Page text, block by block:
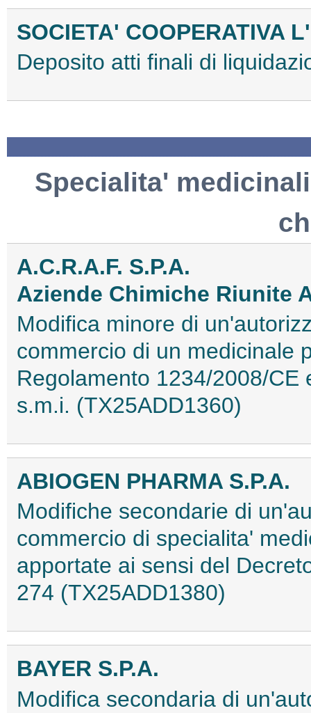
SOCIETA' COOPERATIVA
Deposito atti finali di
Specialita'
A.C.R.A.F. S.P.A.
Aziende Chimiche Riunite
Modifica minore di
commercio di un medicinale
Regolamento 1234/2008/
s.m.i. (TX25ADD1360)
ABIOGEN PHARMA S.P.A.
Modifiche secondarie di
commercio di specialita'
apportate ai sensi del
274 (TX25ADD1380)
BAYER S.P.A.
Modifica secondaria di